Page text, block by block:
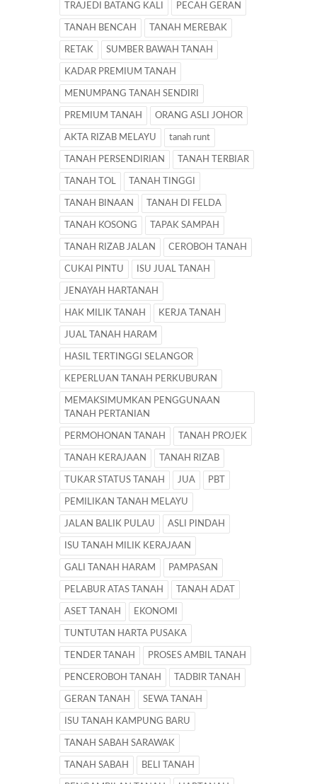
TRAJEDI BATANG KALI PECAH GERAN
TANAH BENCAH TANAH MEREBAK
RETAK SUMBER BAWAH TANAH
KADAR PREMIUM TANAH
MENUMPANG TANAH SENDIRI
PREMIUM TANAH ORANG ASLI JOHOR
AKTA RIZAB MELAYU tanah runt
TANAH PERSENDIRIAN TANAH TERBIAR
TANAH TOL TANAH TINGGI
TANAH BINAAN TANAH DI FELDA
TANAH KOSONG TAPAK SAMPAH
TANAH RIZAB JALAN CEROBOH TANAH
CUKAI PINTU ISU JUAL TANAH
JENAYAH HARTANAH
HAK MILIK TANAH KERJA TANAH
JUAL TANAH HARAM
HASIL TERTINGGI SELANGOR
KEPERLUAN TANAH PERKUBURAN
MEMAKSIMUMKAN PENGGUNAAN
TANAH PERTANIAN
PERMOHONAN TANAH TANAH PROJEK
TANAH KERAJAAN TANAH RIZAB
TUKAR STATUS TANAH JUA PBT
PEMILIKAN TANAH MELAYU
JALAN BALIK PULAU ASLI PINDAH
ISU TANAH MILIK KERAJAAN
GALI TANAH HARAM PAMPASAN
PELABUR ATAS TANAH TANAH ADAT
ASET TANAH EKONOMI
TUNTUTAN HARTA PUSAKA
TENDER TANAH PROSES AMBIL TANAH
PENCEROBOH TANAH TADBIR TANAH
GERAN TANAH SEWA TANAH
ISU TANAH KAMPUNG BARU
TANAH SABAH SARAWAK
TANAH SABAH BELI TANAH